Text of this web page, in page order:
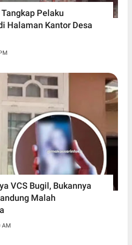
Pelaku
Halaman Kantor Desa
VCS Bugil, Bukannya
Malah
AM